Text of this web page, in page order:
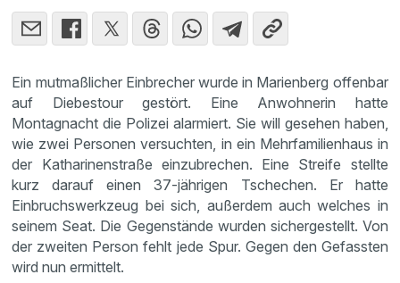
Ein mutmaßlicher Einbrecher wurde in Marienberg offenbar
auf Diebestour gestört. Eine Anwohnerin hatte
Montagnacht die Polizei alarmiert. Sie will gesehen haben,
wie zwei Personen versuchten, in ein Mehrfamilienhaus in
der Katharinenstraße einzubrechen. Eine Streife stellte
kurz darauf einen 37-jährigen Tschechen. Er hatte
Einbruchswerkzeug bei sich, außerdem auch welches in
seinem Seat. Die Gegenstände wurden sichergestellt. Von
der zweiten Person fehlt jede Spur. Gegen den Gefassten
wird nun ermittelt.